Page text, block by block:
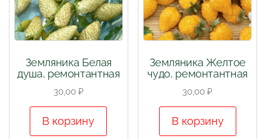
Земляника Белая
душа, ремонтантная
30,00 ₽
В корзину
Земляника Желтое
чудо, ремонтантная
30,00₽
В корзину